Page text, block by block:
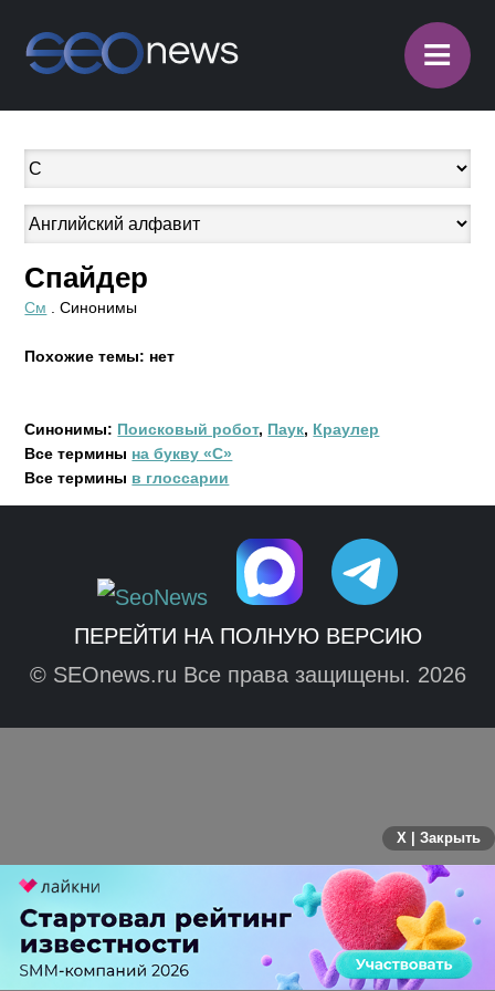
≡
Спайдер
См . Синонимы
Похожие темы: нет
Синонимы: Поисковый робот, Паук, Краулер
Все термины на букву «С»
Все термины в глоссарии
X | Закрыть
ПЕРЕЙТИ НА ПОЛНУЮ ВЕРСИЮ
© SEOnews.ru Все права защищены. 2026